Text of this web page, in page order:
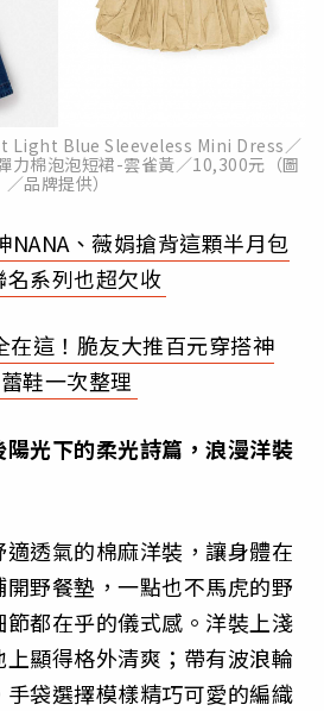
Light Blue Sleeveless Mini Dress／
力棉泡泡短裙-雲雀黃／10,300元（圖
／品牌提供）
NANA、薇娟搶背這顆半月包
系列也超欠收
這！脆友大推百元穿搭神
鞋一次整理
光下的柔光詩篇，浪漫洋裝
透氣的棉麻洋裝，讓身體在
野餐墊，一點也不馬虎的野
都在乎的儀式感。洋裝上淺
顯得格外清爽；帶有波浪輪
袋選擇模樣精巧可愛的編織